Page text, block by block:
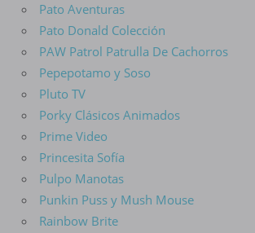
Pato Aventuras
Pato Donald Colección
PAW Patrol Patrulla De Cachorros
Pepepotamo y Soso
Pluto TV
Porky Clásicos Animados
Prime Video
Princesita Sofía
Pulpo Manotas
Punkin Puss y Mush Mouse
Rainbow Brite